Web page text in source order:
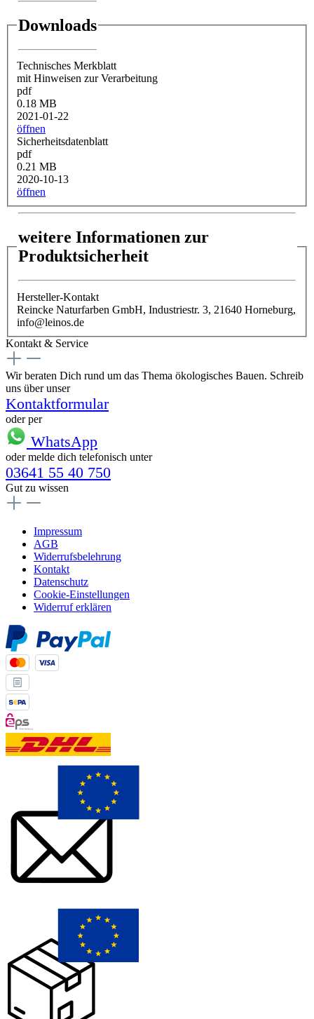
Downloads
Technisches Merkblatt
mit Hinweisen zur Verarbeitung
pdf
0.18 MB
2021-01-22
öffnen
Sicherheitsdatenblatt
pdf
0.21 MB
2020-10-13
öffnen
weitere Informationen zur
Produktsicherheit
Hersteller-Kontakt
Reincke Naturfarben GmbH, Industriestr. 3, 21640 Horneburg,
info@leinos.de
Kontakt & Service
Wir beraten Dich rund um das Thema ökologisches Bauen. Schreib
uns über unser
Kontaktformular
oder per
WhatsApp
oder melde dich telefonisch unter
03641 55 40 750
Gut zu wissen
Impressum
AGB
Widerrufsbelehrung
Kontakt
Datenschutz
Cookie-Einstellungen
Widerruf erklären